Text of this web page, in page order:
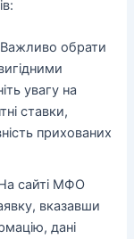
Важливо обрати
увагу на
ставки,
прихованих
сайті МФО
вказавши
дані